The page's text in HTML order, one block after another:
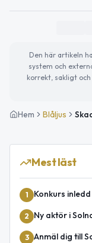
Den här artikeln
system och
korrekt, sakligt
Hem Blåljus
Mest läst
1 Konkurs
2 Ny aktör i
3 Anmäl dig till